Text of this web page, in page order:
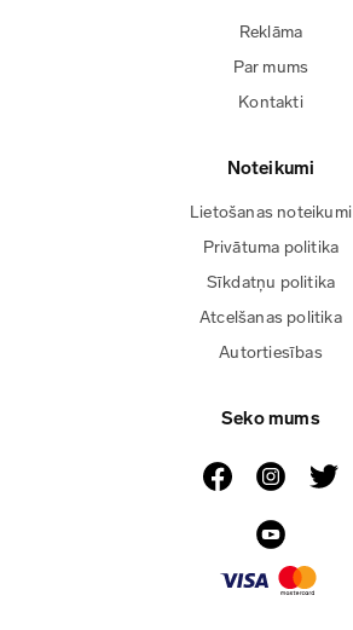
Reklāma
Par mums
Kontakti
Noteikumi
Lietošanas noteikumi
Privātuma politika
Sīkdatņu politika
Atcelšanas politika
Autortiesības
Seko mums